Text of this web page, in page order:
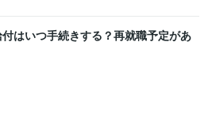
年2月
はいつ手続きする？再就職予定があ